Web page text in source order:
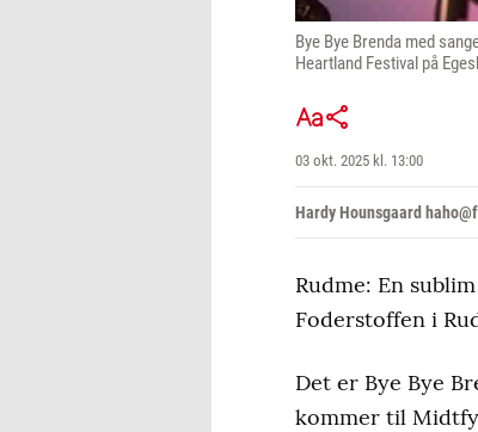
Bye Bye Brenda med
Heartland Festival på
03 okt. 2025 kl. 13:00
Hardy Hounsgaard
Rudme: En
Foderstoffen i
Det er Bye Bye
kommer til